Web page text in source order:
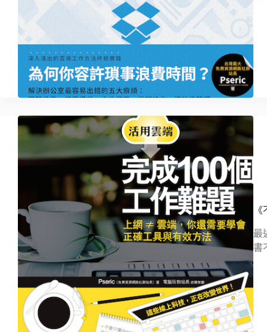
最
書